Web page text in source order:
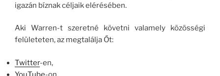
igazán bíznak céljaik elérésében.
Aki Warren-t szeretné követni valamely közösségi
felületeten, az megtalálja Őt:
Twitter-en,